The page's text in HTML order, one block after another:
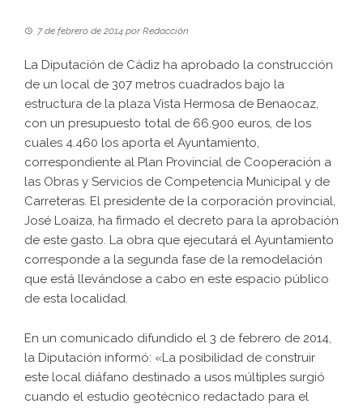
7 de febrero de 2014 porRedacción
La Diputación de Cádiz ha aprobado la construcción
de un local de 307 metros cuadrados bajo la
estructura de la plaza Vista Hermosa de Benaocaz,
con un presupuesto total de 66.900 euros, de los
cuales 4.460 los aporta el Ayuntamiento,
correspondiente al Plan Provincial de Cooperación a
las Obras y Servicios de Competencia Municipal y de
Carreteras. El presidente de la corporación provincial,
José Loaiza, ha firmado el decreto para la aprobación
de este gasto. La obra que ejecutará el Ayuntamiento
corresponde a la segunda fase de la remodelación
que está llevándose a cabo en este espacio público
de esta localidad.
En un comunicado difundido el 3 de febrero de 2014,
la Diputación informó: «La posibilidad de construir
este local diáfano destinado a usos múltiples surgió
cuando el estudio geotécnico redactado para el